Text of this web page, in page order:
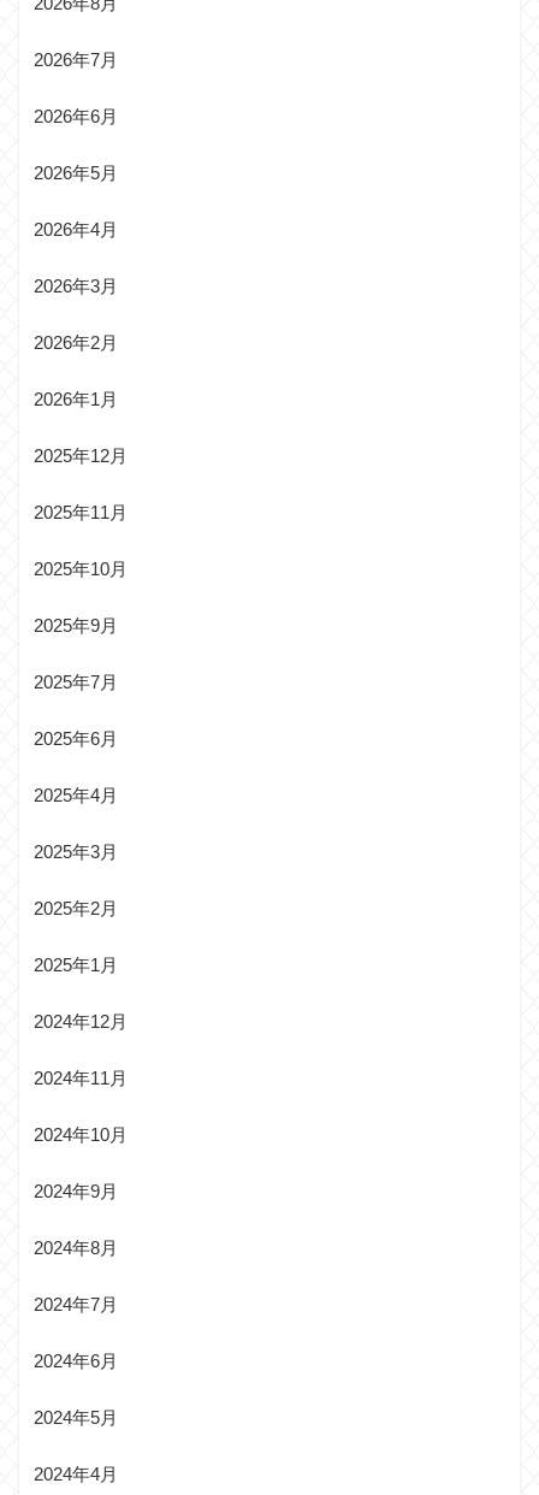
2026年7月
2026年6月
2026年5月
2026年4月
2026年3月
2026年2月
2026年1月
2025年12月
2025年11月
2025年10月
2025年9月
2025年7月
2025年6月
2025年4月
2025年3月
2025年2月
2025年1月
2024年12月
2024年11月
2024年10月
2024年9月
2024年8月
2024年7月
2024年6月
2024年5月
2024年4月